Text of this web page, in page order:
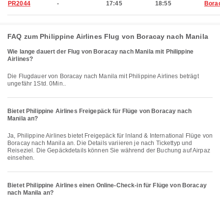
PR2044 - 17:45 18:55
FAQ zum Philippine Airlines Flug von Boracay nach Manila
Wie lange dauert der Flug von Boracay nach Manila mit Philippine
Airlines?
Die Flugdauer von Boracay nach Manila mit Philippine Airlines beträgt
ungefähr 1Std. 0Min..
Bietet Philippine Airlines Freigepäck für Flüge von Boracay nach
Manila an?
Ja, Philippine Airlines bietet Freigepäck für Inland & International Flüge von
Boracay nach Manila an. Die Details variieren je nach Tickettyp und
Reiseziel. Die Gepäckdetails können Sie während der Buchung auf Airpaz
einsehen.
Bietet Philippine Airlines einen Online-Check-in für Flüge von Boracay
nach Manila an?